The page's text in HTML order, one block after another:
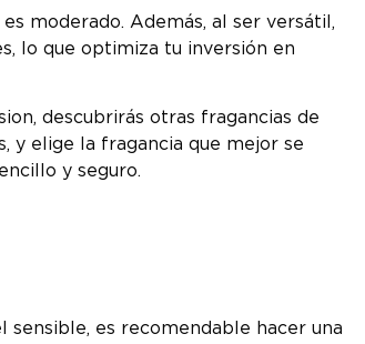
moderado. Además, al ser versátil,
lo que optimiza tu inversión en
descubrirás otras fragancias de
y elige la fragancia que mejor se
y seguro.
sensible, es recomendable hacer una